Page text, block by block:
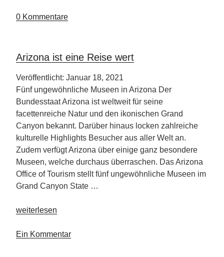
Strand
–
Top-
5
weltweit “
0 Kommentare
Arizona ist eine Reise wert
Veröffentlicht: Januar 18, 2021
Fünf ungewöhnliche Museen in Arizona Der
Bundesstaat Arizona ist weltweit für seine
facettenreiche Natur und den ikonischen Grand
Canyon bekannt. Darüber hinaus locken zahlreiche
kulturelle Highlights Besucher aus aller Welt an.
Zudem verfügt Arizona über einige ganz besondere
Museen, welche durchaus überraschen. Das Arizona
Office of Tourism stellt fünf ungewöhnliche Museen im
Grand Canyon State …
„Arizona
eine
weiterlesen
Ein Kommentar